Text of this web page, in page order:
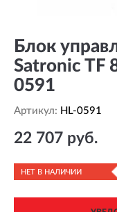
Блок
Satronic TF
0591
Артикул: HL-0591
22 707 руб.
НЕТ В НАЛИЧИИ